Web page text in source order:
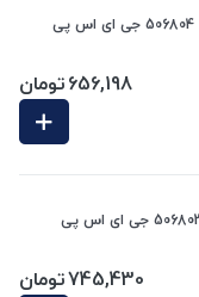
656,198تومان
745,430تومان